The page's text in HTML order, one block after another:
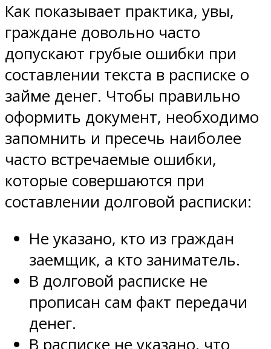
Как показывает практика, увы,
граждане довольно часто
допускают грубые ошибки при
составлении текста в расписке о
займе денег. Чтобы правильно
оформить документ, необходимо
запомнить и пресечь наиболее
часто встречаемые ошибки,
которые совершаются при
составлении долговой расписки:
Не указано, кто из граждан
заемщик, а кто заниматель.
В долговой расписке не
прописан сам факт передачи
денег.
В расписке не указано, что